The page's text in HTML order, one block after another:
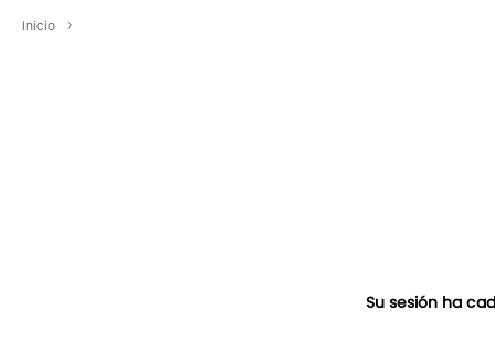
Inicio >
Su sesión ha